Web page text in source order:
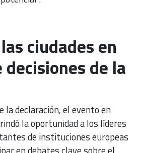
ciudades en
de la
la declaración, el evento en
la oportunidad a los líderes
de instituciones europeas